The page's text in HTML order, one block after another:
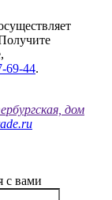
69-44.
дом
с вами